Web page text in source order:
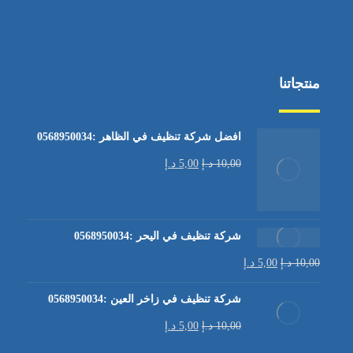
منتجاتنا
افضل شركة تنظيف في الظاهر :0568950034
10,00 د.إ 5,00 د.إ
شركة تنظيف في اليحر :0568950034
10,00 د.إ 5,00 د.إ
شركة تنظيف في زاخر العين :0568950034
10,00 د.إ 5,00 د.إ